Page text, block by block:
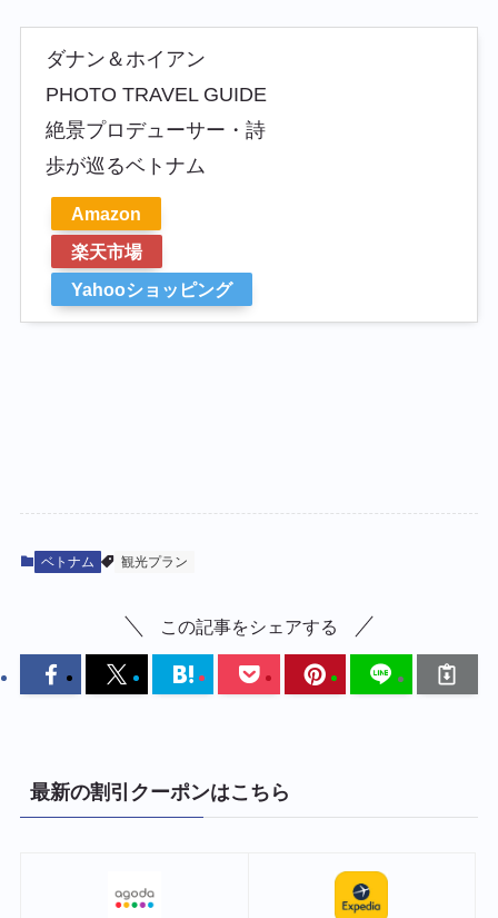
ダナン＆ホイアン
PHOTO TRAVEL GUIDE
絶景プロデューサー・詩
歩が巡るベトナム
Amazon
楽天市場
Yahooショッピング
ベトナム 観光プラン
この記事をシェアする
最新の割引クーポンはこちら